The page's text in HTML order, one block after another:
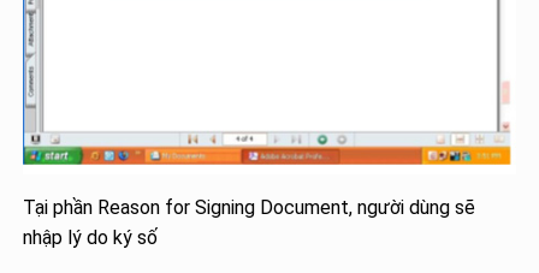
Tại phần Reason for Signing Document, người dùng sẽ
nhập lý do ký số